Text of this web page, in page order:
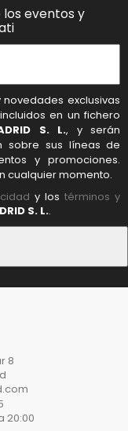
eventos y
exclusivas
en un fichero
S. L., y serán
sobre sus líneas de
y promociones.
cualquier momento.
y lostérminos y
S. L..
8
20:00